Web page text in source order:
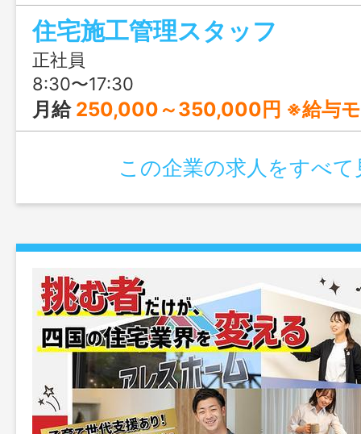
分野で経験を積むことができます。さら
の取得でもOK！建築が好きで、もっとレ
い方をお待ちしています。あなたの成長
体制が整っていますので、ぜひ一緒に挑
住宅施工管理スタッフ
正社員
8:30〜17:30
月給 250,000～350,000円 ※給与モ
この企業の求人をすべて